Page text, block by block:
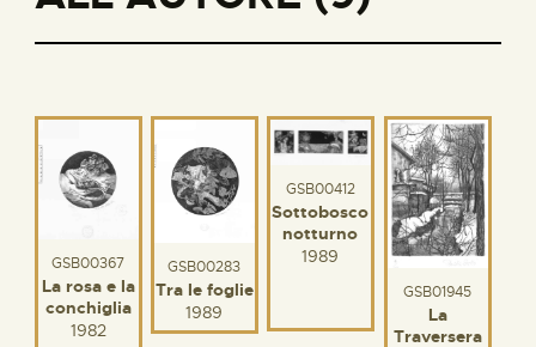
GSB00367
La rosa e la
conchiglia
1982
GSB00283
Tra le foglie
1989
GSB00412
Sottobosco
notturno
1989
GSB01945
La
Traversera